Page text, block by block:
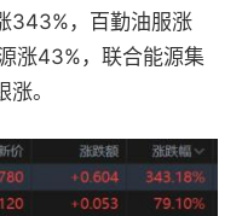
343%，百勤油服涨
涨43%，联合能源集
。